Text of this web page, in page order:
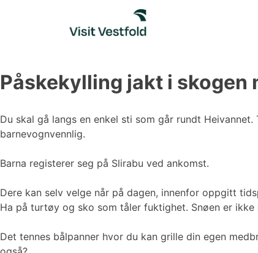
Påskekylling jakt i skogen
Du skal gå langs en enkel sti som går rundt
barnevognvennlig.
Barna registerer seg på Slirabu ved ankomst.
Dere kan selv velge når på dagen, innenfor oppgitt
Ha på turtøy og sko som tåler fuktighet. Snøen er
Det tennes bålpanner hvor du kan grille din egen